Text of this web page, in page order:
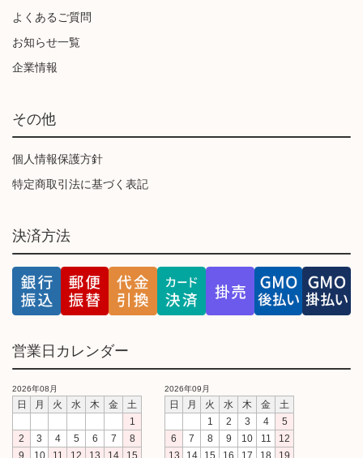
よくあるご質問
お知らせ一覧
企業情報
その他
個人情報保護方針
特定商取引法に基づく表記
決済方法
営業日カレンダー
2026年08月
日 月 火 水 木 金
土
1
2
3 4 5 6 7
8
9
10 11 12 13 14 15
2026年09月
日 月 火 水 木 金
土
1
2 3 4
5
6
7 8 9 10 11
12
13
14 15 16 17 18 19